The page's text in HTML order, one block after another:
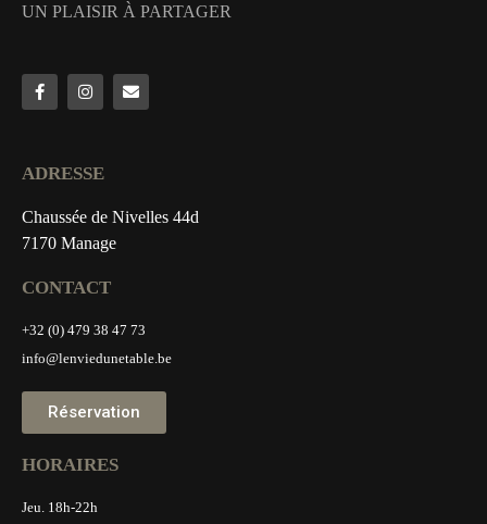
UN PLAISIR À PARTAGER
ADRESSE
Chaussée de Nivelles 44d
7170 Manage
CONTACT
+32 (0) 479 38 47 73
info@lenviedunetable.be
Réservation
HORAIRES
Jeu. 18h-22h